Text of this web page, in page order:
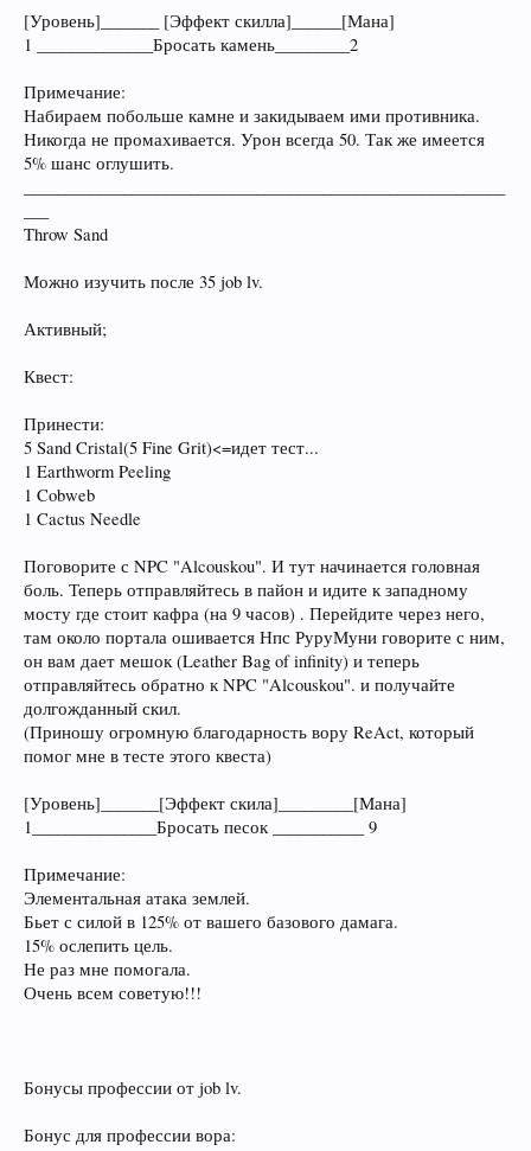
[Уровень]_______ [Эффект скилла]______[Мана]
1 ______________Бросать камень_________2
Примечание:
Набираем побольше камне и закидываем ими противника.
Никогда не промахивается. Урон всегда 50. Так же имеется
5% шанс оглушить.
Throw Sand
Можно изучить после 35 job lv.
Активный;
Квест:
Принести:
5 Sand Cristal(5 Fine Grit)<=идет тест...
1 Earthworm Peeling
1 Cobweb
1 Cactus Needle
Поговорите с NPC "Alcouskou". И тут начинается головная
боль. Теперь отправляйтесь в пайон и идите к западному
мосту где стоит кафра (на 9 часов) . Перейдите через него,
там около портала ошивается Нпс РуруМуни говорите с ним,
он вам дает мешок (Leather Bag of infinity) и теперь
отправляйтесь обратно к NPC "Alcouskou". и получайте
долгожданный скил.
(Приношу огромную благодарность вору ReAct, который
помог мне в тесте этого квеста)
[Уровень]_______[Эффект скила]_________[Мана]
1_______________Бросать песок ___________ 9
Примечание:
Элементальная атака землей.
Бьет с силой в 125% от вашего базового дамага.
15% ослепить цель.
Не раз мне помогала.
Очень всем советую!!!
Бонусы профессии от job lv.
Бонус для профессии вора: